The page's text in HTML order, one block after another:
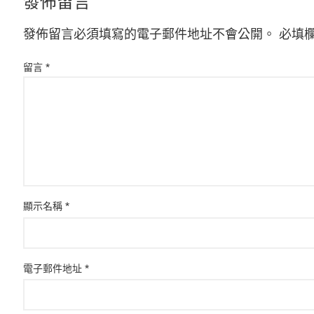
發佈留言必須填寫的電子郵件地址不會公開。 必填
留言 *
顯示名稱 *
電子郵件地址 *